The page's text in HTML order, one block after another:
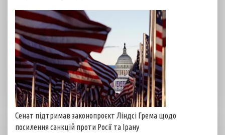
Сенат підтримав законопроєкт Ліндсі Грема щодо
посилення санкцій проти Росії та Ірану